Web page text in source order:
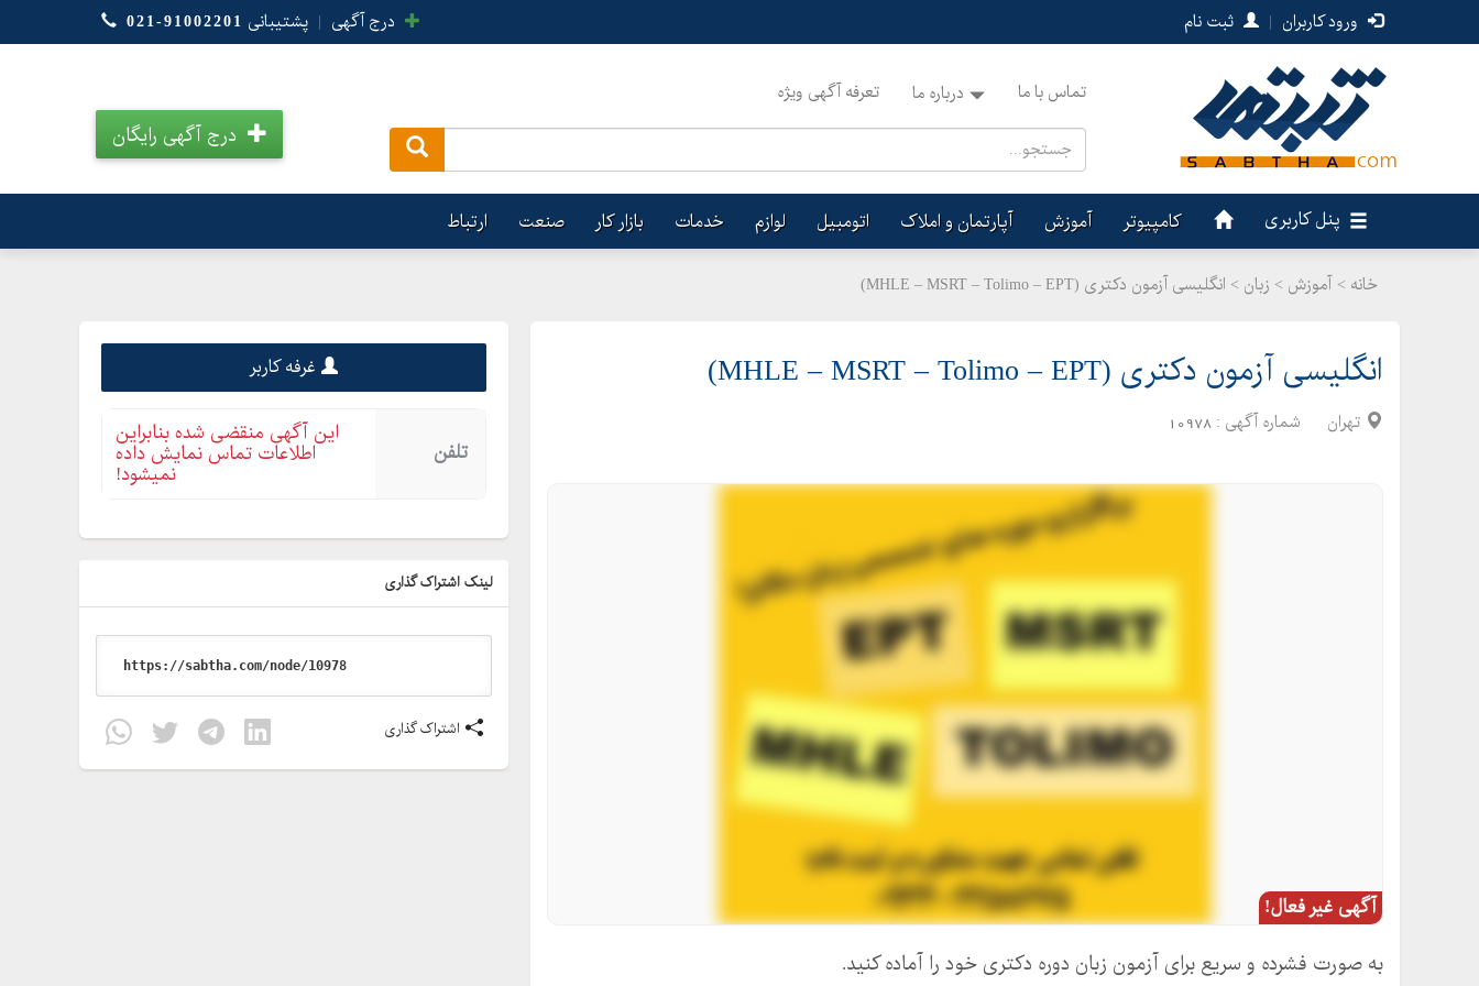
ورود کاربران | ثبت نام درج آگهی | پشتیبانی 021-91002201
تماس با ما درباره ما تعرفه آگهی ویژه
درج آگهی رایگان
پنل کاربری کامپیوتر آموزش آپارتمان و املاک اتومبیل لوازم خدمات بازار کار صنعت ارتباط
خانه > آموزش > زبان > انگلیسی آزمون دکتری (MHLE – MSRT – Tolimo – EPT)
انگلیسی آزمون دکتری (MHLE – MSRT – Tolimo – EPT)
تهران شماره آگهی : 10978
آگهی غیر فعال!
به صورت فشرده و سریع برای آزمون زبان دوره دکتری خود را آماده کنید.
غرفه کاربر
تلفن
این آگهی منقضی شده بنابراین
اطلاعات تماس نمایش داده
نمیشود!
لینک اشتراک گذاری
اشتراک گذاری